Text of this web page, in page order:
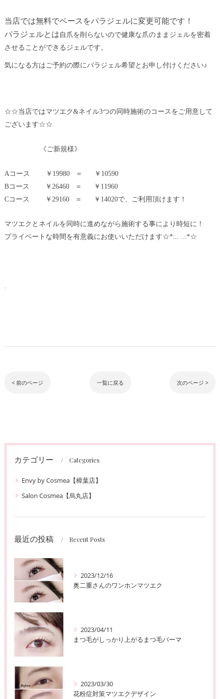
当店では無料でベースをパラジェルに変更可能です！
パラジェルとは 自爪を削らないので健康な爪のままジェルを密着
させることができるジェルです。
気になる方はご予約の際にパラジェル希望とお申し付けください♪
☆☆当店ではマツエク&ネイル3つの同時施術のコースをご用意して
ございます☆☆
《ご新規様》
Aコース ￥19980 ＝ ￥10590
Bコース ￥26460 ＝ ￥11960
Cコース ￥29160 ＝ ￥14020で、ご利用頂けます！
マツエクとネイルを同時に進めながら施術する事により時短に！
プライベートな時間を有意義にお使いいただけます☆*:.. ..:*☆
.
< 前のページ 一覧に戻る 次のページ >
カテゴリー Categories
Envy by Cosmea【樟葉店】
Salon Cosmea【烏丸店】
最近の投稿 Recent Posts
2023/12/16
奥二重さんのワンホンマツエク
2023/04/11
まつ毛がしっかり上がるまつ毛パーマ
2023/03/30
花粉症対策マツエクデザイン